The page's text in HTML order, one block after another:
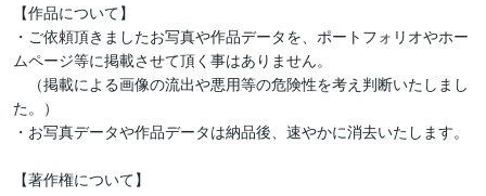
【作品について】
・ご依頼頂きましたお写真や作品データを、ポートフォリオやホー
ムページ等に掲載させて頂く事はありません。
（掲載による画像の流出や悪用等の危険性を考え判断いたしまし
た。）
・お写真データや作品データは納品後、速やかに消去いたします。
【著作権について】